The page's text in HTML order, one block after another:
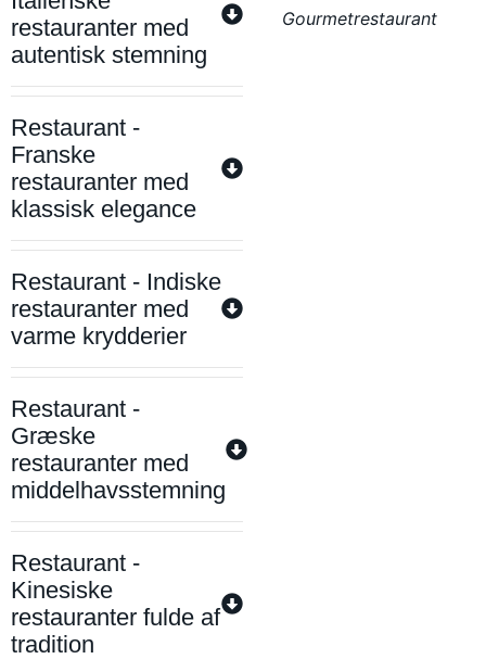
restauranter med
autentisk stemning
Restaurant -
Franske
restauranter med
klassisk elegance
Restaurant - Indiske
restauranter med
varme krydderier
Restaurant -
Græske
restauranter med
middelhavsstemning
Restaurant -
Kinesiske
restauranter fulde af
tradition
Gourmetrestaurant